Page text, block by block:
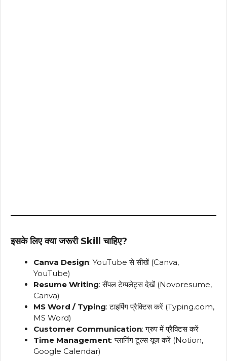
इसके लिए क्या जरूरी Skill चाहिए?
Canva Design: YouTube से सीखें (Canva,
YouTube)
Resume Writing: सैंपल टेम्पलेट्स देखें (Novoresume,
Canva)
MS Word / Typing: टाइपिंग प्रैक्टिस करें (Typing.com,
MS Word)
Customer Communication: ग्रुप में प्रैक्टिस करें
Time Management: प्लानिंग टूल्स यूज करें (Notion,
Google Calendar)